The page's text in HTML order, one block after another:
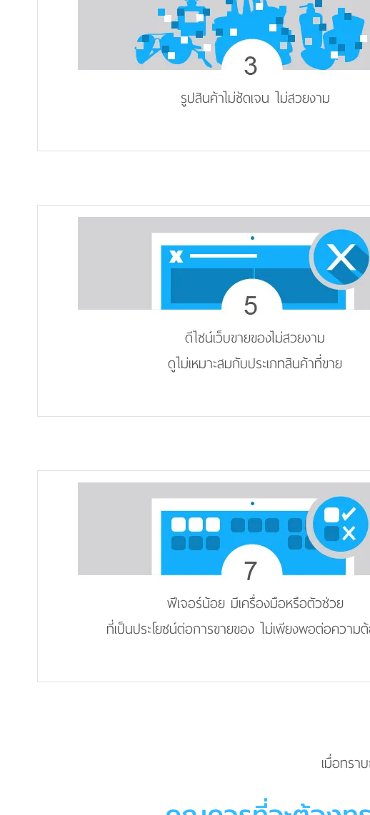
รูปสินค้าไม่ชัดเจน ไม่สวยงาม
ดีไซน์เว็บขายของไม่สวยงาม
ดูไม่เหมาะสมกับประเภทสินค้าที่ขาย
ฟีเจอร์น้อย มีเครื่องมือหรือตัวช่วย
ที่เป็นประโยชน์ต่อการขายของ ไม่เพียงพอต่อความ
เมื่อทร